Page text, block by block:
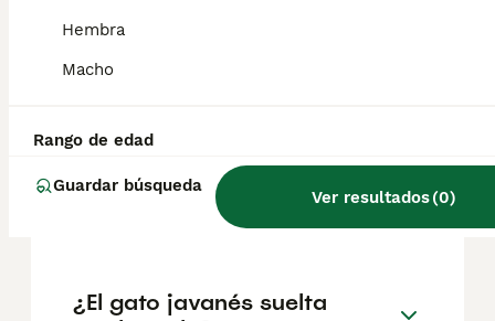
Hembra
Macho
Rango de edad
Guardar búsqueda
Ver resultados(0)
criadores responsables que garanticen la
Informarse bien y comparar opciones antes
¿Cómo es el carácter del
gato javanés?
¿El gato javanés suelta